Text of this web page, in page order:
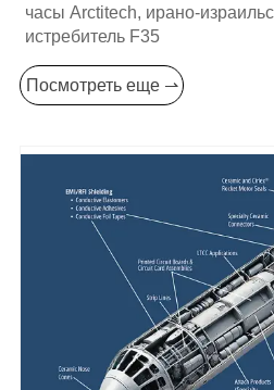
часы Arctitech, ирано-
истребитель F35
Посмотреть еще ⇀